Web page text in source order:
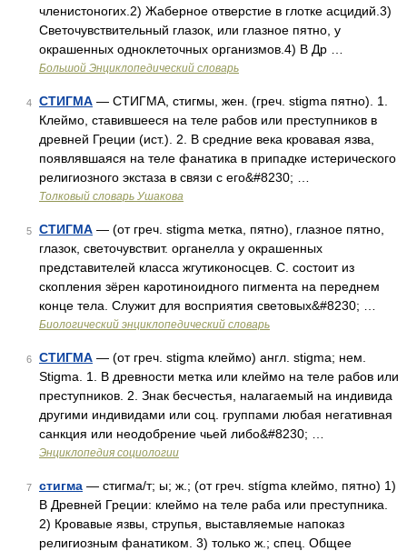
членистоногих.2) Жаберное отверстие в глотке асцидий.3)
Светочувствительный глазок, или глазное пятно, у
окрашенных одноклеточных организмов.4) В Др …
Большой Энциклопедический словарь
4 СТИГМА — СТИГМА, стигмы, жен. (греч. stigma пятно). 1.
Клеймо, ставившееся на теле рабов или преступников в
древней Греции (ист.). 2. В средние века кровавая язва,
появлявшаяся на теле фанатика в припадке истерического
религиозного экстаза в связи с его&#8230; …
Толковый словарь Ушакова
5 СТИГМА — (от греч. stigma метка, пятно), глазное пятно,
глазок, светочувствит. органелла у окрашенных
представителей класса жгутиконосцев. С. состоит из
скопления зёрен каротиноидного пигмента на переднем
конце тела. Служит для восприятия световых&#8230; …
Биологический энциклопедический словарь
6 СТИГМА — (от греч. stigma клеймо) англ. stigma; нем.
Stigma. 1. В древности метка или клеймо на теле рабов или
преступников. 2. Знак бесчестья, налагаемый на индивида
другими индивидами или соц. группами любая негативная
санкция или неодобрение чьей либо&#8230; …
Энциклопедия социологии
7 стигма — стигма/т; ы; ж.; (от греч. stígma клеймо, пятно) 1)
В Древней Греции: клеймо на теле раба или преступника.
2) Кровавые язвы, струпья, выставляемые напоказ
религиозным фанатиком. 3) только ж.; спец. Общее